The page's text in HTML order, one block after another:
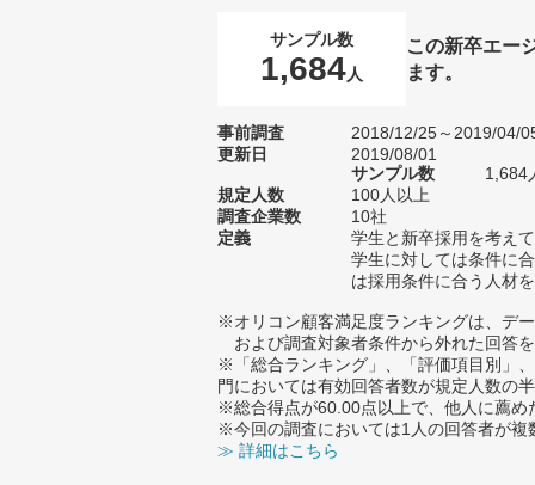
サンプル数
1,684人
この新卒エー
ます。
事前調査
2018/12/25～2019/04/
更新日
2019/08/01
サンプル数
1,684
規定人数
100人以上
調査企業数
10社
定義
学生と新卒採用を考え
学生に対しては条件に
は採用条件に合う人材
※オリコン顧客満足度ランキングは、デ
および調査対象者条件から外れた回答
※「総合ランキング」、「評価項目別」
門においては有効回答者数が規定人数の
※総合得点が60.00点以上で、他人に薦め
※今回の調査においては1人の回答者が
≫ 詳細はこちら